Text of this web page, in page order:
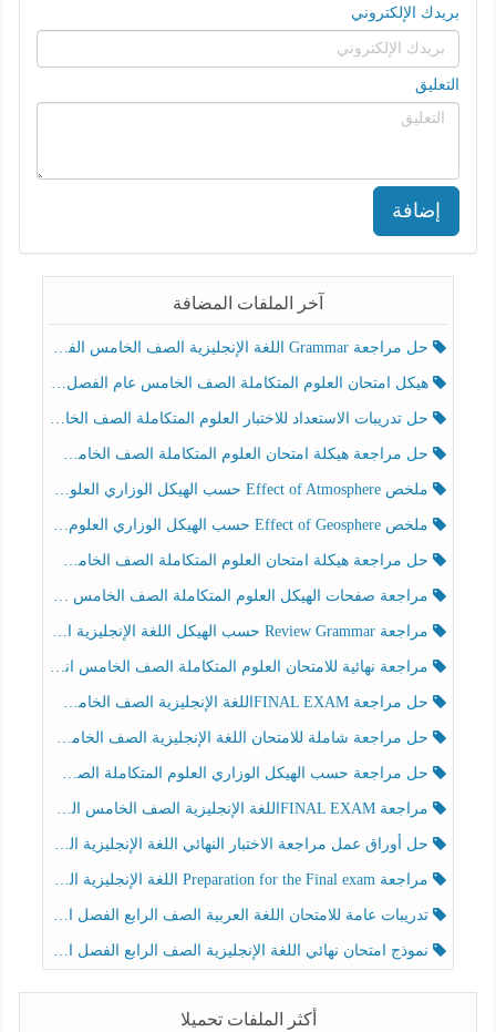
بريدك الإلكتروني
التعليق
إضافة
آخر الملفات المضافة
حل مراجعة Grammar اللغة الإنجليزية الصف الخامس الفصل الثالث
هيكل امتحان العلوم المتكاملة الصف الخامس عام الفصل الدراسي الثالث 2025-2026
حل تدريبات الاستعداد للاختبار العلوم المتكاملة الصف الخامس عام الفصل الثالث
حل مراجعة هيكلة امتحان العلوم المتكاملة الصف الخامس انسبير الفصل الثالث
ملخص Effect of Atmosphere حسب الهيكل الوزاري العلوم المتكاملة الصف الخامس انسبير الفصل الثالث
ملخص Effect of Geosphere حسب الهيكل الوزاري العلوم المتكاملة الصف الخامس انسبير الفصل الثالث
حل مراجعة هيكلة امتحان العلوم المتكاملة الصف الخامس عام الفصل الثالث
مراجعة صفحات الهيكل العلوم المتكاملة الصف الخامس انسبير الفصل الثالث
مراجعة Review Grammar حسب الهيكل اللغة الإنجليزية الصف الخامس الفصل الثالث
مراجعة نهائية للامتحان العلوم المتكاملة الصف الخامس انسبير الفصل الثالث
حل مراجعة FINAL EXAMاللغة الإنجليزية الصف الخامس الفصل الثالث
حل مراجعة شاملة للامتحان اللغة الإنجليزية الصف الخامس الفصل الثالث
حل مراجعة حسب الهيكل الوزاري العلوم المتكاملة الصف الخامس عام الفصل الثالث
مراجعة FINAL EXAMاللغة الإنجليزية الصف الخامس الفصل الثالث
حل أوراق عمل مراجعة الاختبار النهائي اللغة الإنجليزية الصف الرابع الفصل الثالث
مراجعة Preparation for the Final exam اللغة الإنجليزية الصف الرابع الفصل الثالث
تدريبات عامة للامتحان اللغة العربية الصف الرابع الفصل الثالث
نموذج امتحان نهائي اللغة الإنجليزية الصف الرابع الفصل الثالث
أكثر الملفات تحميلا